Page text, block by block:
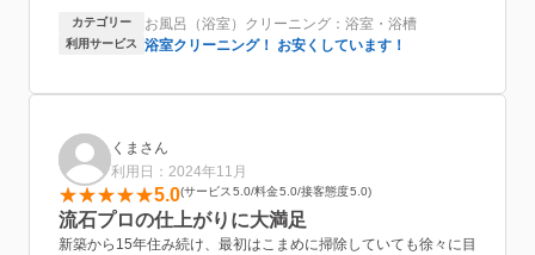
取れない汚れについても説明していただきました。
一部、気になっていた箇所の汚れが残っていたので最後にお伝え
カテゴリー お風呂（浴室）クリーニング：浴室・浴槽
利用サービス 浴室クリーニング！ お安くしています！
くまさん
利用日：2024年11月
5.0 サービス 5.0 料金5.0 接客態度5.0
流石プロの仕上がりに大満足
新築から15年住み続け、最初はこまめに掃除していても徐々に目